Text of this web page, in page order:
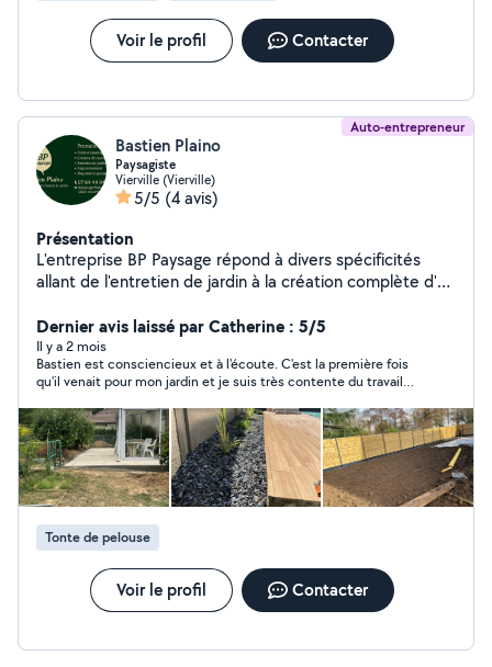
Voir le profil Contacter
Auto-entrepreneur
Bastien Plaino
Paysagiste
Vierville (Vierville)
5/5 (4 avis)
Présentation
L'entreprise BP Paysage répond à divers spécificités
allant de l'entretien de jardin à la création complète d'un
serais là pour vous accompagné pour cette réalisation.
Dernier avis laissé par Catherine : 5/5
Il y a 2 mois
Bastien est consciencieux et à l'écoute. C'est la première fois
qu'il venait pour mon jardin et je suis très contente du travail
Tonte de pelouse
Voir le profil Contacter